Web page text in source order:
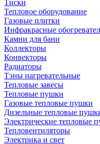
Тиски
Тепловое оборудование
Газовые плитки
Инфракрасные
Камни для бани
Коллекторы
Конвекторы
Радиаторы
Тэны нагревательные
Тепловые завесы
Тепловые пушки
Газовые тепловые пушки
Дизельные тепловые
Электрические тепловые
Тепловентиляторы
Электрика и свет